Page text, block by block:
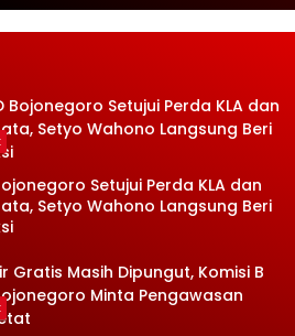
Setujui Perda KLA dan
Setyo Wahono Langsung Beri